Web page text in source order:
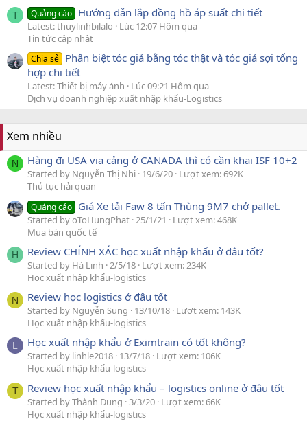
T Quảng cáo Hướng dẫn lắp đồng hồ áp suất chi tiết
Latest: thuylinhbilalo
Lúc 12:07 Hôm qua
Tin tức cập nhật
Chia sẻ Phân biệt tóc giả bằng tóc thật và tóc giả sợi tổng
hợp chi tiết
Latest: Thiết bị máy ảnh
Lúc 09:21 Hôm qua
Dịch vụ doanh nghiệp xuất nhập khẩu-Logistics
Xem nhiều
N Hàng đi USA via cảng ở CANADA thì có cần khai ISF 10+2
Started by Nguyễn Thị Nhi 19/6/20 Lượt xem: 692K
Thủ tục hải quan
Quảng cáo Giá Xe tải Faw 8 tấn Thùng 9M7 chở pallet.
Started by oToHungPhat 25/1/21
Lượt xem: 468K
Mua bán quốc tế
H Review CHÍNH XÁC học xuất nhập khẩu ở đâu tốt?
Started by Hà Linh 2/5/18 Lượt xem: 234K
Học xuất nhập khẩu-logistics
N Review học logistics ở đâu tốt
Started by Nguyễn Sung 13/10/18 Lượt xem: 143K
Học xuất nhập khẩu-logistics
L Học xuất nhập khẩu ở Eximtrain có tốt không?
Started by linhle2018 13/7/18 Lượt xem: 106K
Học xuất nhập khẩu-logistics
T Review học xuất nhập khẩu – logistics online ở đâu tốt
Started by Thành Dung 3/3/20 Lượt xem: 66K
Học xuất nhập khẩu-logistics